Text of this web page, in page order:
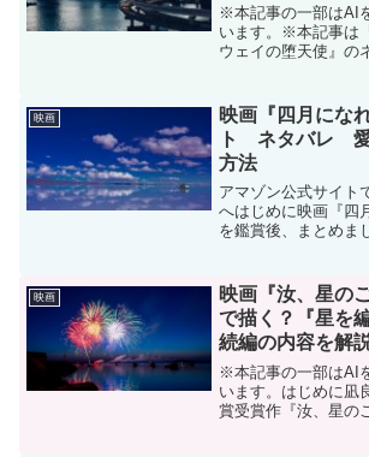
※本記事の一部はAI
います。※本記事は
ウェイの堕天使』の
ンフレットも買わず
賞しました。とはい
映画
映画『四月にな
ト ネタバレ 愛
方法
アマゾン公式サイト
へはじめに映画『四
を鑑賞後、まとめま
精神科医。突然失踪
者・弥生の姿を探し
映画
映画『汝、星の
で描く？『星を
続編の内容を解
※本記事の一部はAI
います。はじめに凪
賞受賞作『汝、星の